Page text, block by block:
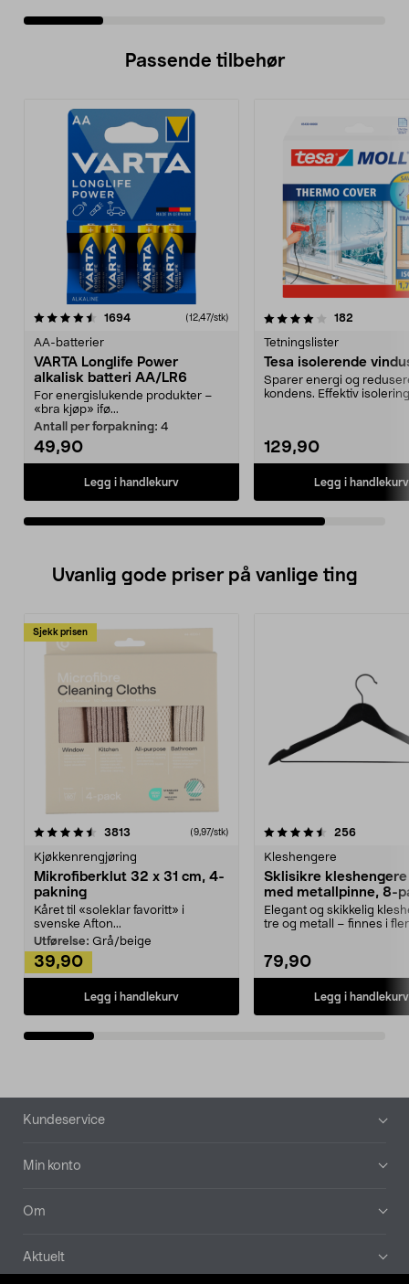
Passende tilbehør
1694anmeldelser(12,47/stk)
AA-batterier
VARTA Longlife Power
alkalisk batteri AA/LR6
For energislukende produkter –
«bra kjøp» ifø...
Antall per forpakning: 4
49,90
Legg i handlekurv
4.0av 5 stjerner 182
Tetningslister
Tesa isolerende
Sparer energi og
kondens. Effektiv
129,90
Legg i handlekurv
Uvanlig gode priser på vanlige ting
Sjekk prisen
3813 anmeldelser(9,97/stk)
Kjøkkenrengjøring
Mikrofiberklut 32 x 31 cm, 4-
pakning
Kåret til «soleklar favoritt» i
svenske Afton...
Utførelse: Grå/beige
39,90
Legg i handlekurv
4.5av 5 stjerner 256
Kleshengere
Sklisikre
med metallpinne, 8-
Elegant og skikkelig
tre og metall – finnes i
79,90
Legg i handlekurv
4.5av 5 stjerner
Bunntekst
Kundeservice
Min konto
Om
Aktuelt